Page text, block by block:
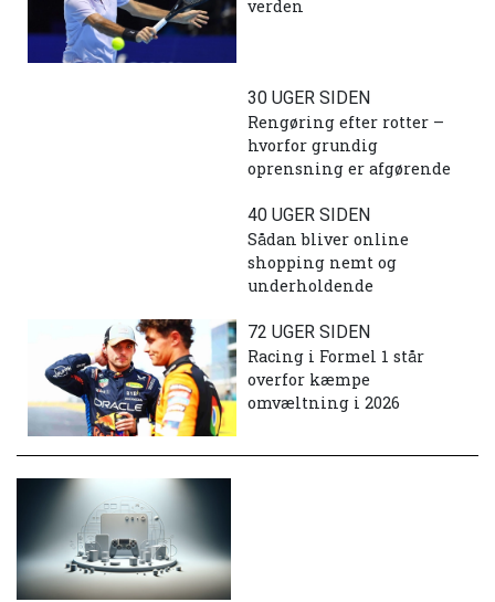
verden
30 UGER SIDEN
Rengøring efter rotter –
hvorfor grundig
oprensning er afgørende
40 UGER SIDEN
Sådan bliver online
shopping nemt og
underholdende
72 UGER SIDEN
Racing i Formel 1 står
overfor kæmpe
omvæltning i 2026